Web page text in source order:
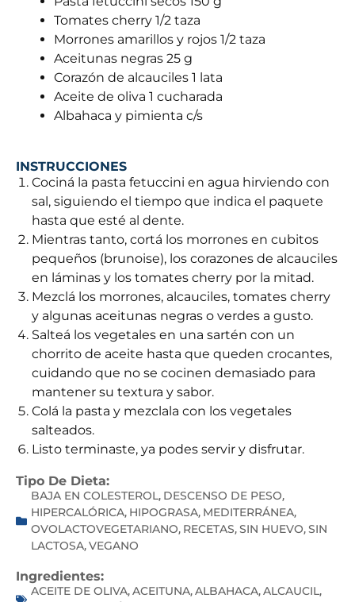
Tomates cherry 1/2 taza
Morrones amarillos y rojos 1/2 taza
Aceitunas negras 25 g
Corazón de alcauciles 1 lata
Aceite de oliva 1 cucharada
Albahaca y pimienta c/s
INSTRUCCIONES
Cociná la pasta fetuccini en agua hirviendo con
sal, siguiendo el tiempo que indica el paquete
hasta que esté al dente.
Mientras tanto, cortá los morrones en cubitos
pequeños (brunoise), los corazones de alcauciles
en láminas y los tomates cherry por la mitad.
Mezclá los morrones, alcauciles, tomates cherry
y algunas aceitunas negras o verdes a gusto.
Salteá los vegetales en una sartén con un
chorrito de aceite hasta que queden crocantes,
cuidando que no se cocinen demasiado para
mantener su textura y sabor.
Colá la pasta y mezclala con los vegetales
salteados.
Listo terminaste, ya podes servir y disfrutar.
Tipo De Dieta:
BAJA EN COLESTEROL, DESCENSO DE PESO,
HIPERCALÓRICA, HIPOGRASA, MEDITERRÁNEA,
OVOLACTOVEGETARIANO, RECETAS,SIN HUEVO,SIN
LACTOSA,VEGANO
Ingredientes:
ACEITE DE OLIVA,ACEITUNA,ALBAHACA,ALCAUCIL,